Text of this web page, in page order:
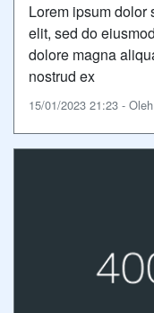
Lorem ipsum dolor
elit, sed do
dolore magna
nostrud ex
15/01/2023 21:23 -